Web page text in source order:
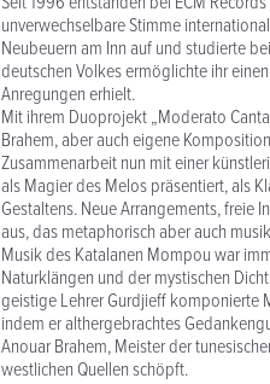
unverwechselbare Stimme
Neubeuern am Inn auf und studierte
deutschen Volkes ermöglichte ihr
Anregungen erhielt.
Mit ihrem Duoprojekt „Moderato
Brahem, aber auch eigene
Zusammenarbeit nun mit einer
als Magier des Melos präsentiert, als
Gestaltens. Neue Arrangements, freie
aus, das metaphorisch aber auch
Musik des Katalanen Mompou war
Naturklängen und der mystischen
geistige Lehrer Gurdjieff komponierte
indem er althergebrachtes
Anouar Brahem, Meister der
westlichen Quellen schöpft.